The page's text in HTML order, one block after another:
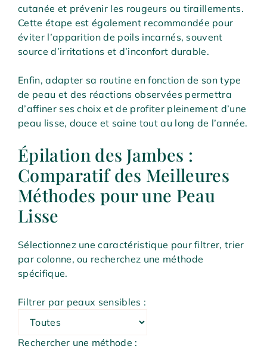
cutanée et prévenir les rougeurs ou tiraillements.
Cette étape est également recommandée pour
éviter l’apparition de poils incarnés, souvent
source d’irritations et d’inconfort durable.
Enfin, adapter sa routine en fonction de son type
de peau et des réactions observées permettra
d’affiner ses choix et de profiter pleinement d’une
peau lisse, douce et saine tout au long de l’année.
Épilation des Jambes :
Comparatif des Meilleures
Méthodes pour une Peau
Lisse
Sélectionnez une caractéristique pour filtrer, trier
par colonne, ou recherchez une méthode
spécifique.
Filtrer par peaux sensibles :
Rechercher une méthode :